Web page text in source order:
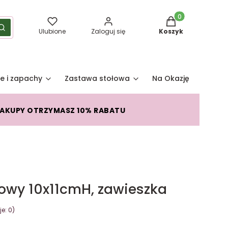
Szukaj Ulubione Zaloguj się
Produkty w
Koszyk
i zapachy Zastawa stołowa Na Okazję
OTRZYMASZ 10% RABATU
10x11cmH, zawieszka
0)